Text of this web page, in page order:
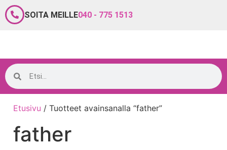
SOITA MEILLE040 - 775 1513
Etusivu / Tuotteet avainsanalla “father”
father